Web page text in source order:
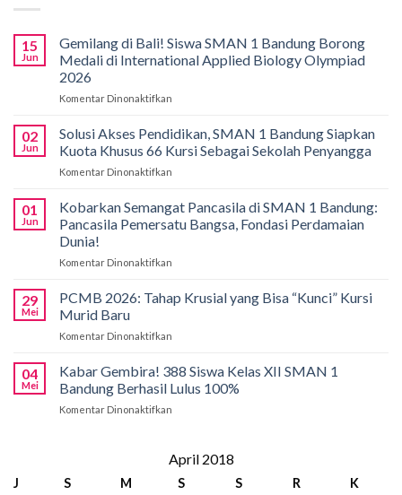
15
Jun
Gemilang di Bali! Siswa SMAN 1 Bandung Borong
Medali di International Applied Biology Olympiad
2026
Komentar Dinonaktifkan
di
Siswa
Bandung
Borong
Biology
02
Jun
Solusi Akses Pendidikan, SMAN 1 Bandung Siapkan
Kuota Khusus 66 Kursi Sebagai Sekolah Penyangga
Komentar Dinonaktifkan
Akses
SMAN
Kuota
Khusus
Sekolah
Penyangga
01
Jun
Kobarkan Semangat Pancasila di SMAN 1 Bandung:
Pancasila Pemersatu Bangsa, Fondasi Perdamaian
Dunia!
Komentar Dinonaktifkan
Semangat
Pancasila
Bandung:
Pancasila
Dunia!
29
Mei
PCMB 2026: Tahap Krusial yang Bisa “Kunci” Kursi
Murid Baru
Komentar Dinonaktifkan
2026:
Krusial
Kursi
Baru
04
Mei
Kabar Gembira! 388 Siswa Kelas XII SMAN 1
Bandung Berhasil Lulus 100%
Komentar Dinonaktifkan
388
Siswa
Kelas
April 2018
J S M S S R
K